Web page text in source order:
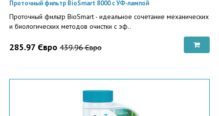
Проточный фильтр BioSmart 8000 c УФ-лампой
Проточный фильтр BioSmart - идеальное сочетание механических
и биологических методов очистки с эф..
285.97 Євро 439.96 Євро